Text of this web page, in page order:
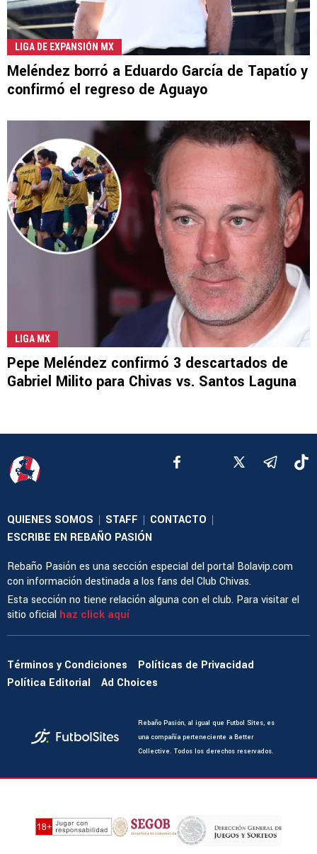
LIGA DE EXPANSIÓN MX
Meléndez borró a Eduardo García de Tapatío y
confirmó el regreso de Aguayo
LIGA MX
Pepe Meléndez confirmó 3 descartados de
Gabriel Milito para Chivas vs. Santos Laguna
QUIENES SOMOS | STAFF | CONTACTO |
ESCRIBE EN REBAÑO PASIÓN
Rebaño Pasión es una sección especial del portal Bolavip.com
con información destinada a los fans del Club Chivas.
Esta sección no tiene relación alguna con el club. Para visitar el
sitio oficial haz click aquí
Términos y Condiciones
Políticas de Privacidad
Política Editorial
Ad Choices
Rebaño Pasión, al igual que Futbol Sites, es
una compañía perteneciente a Better
Collective. Todos los derechos reservados.